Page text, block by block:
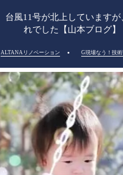
風11号が北上していますが
れでした【山本ブログ】
ALTANAリノベーション G現場なう！技